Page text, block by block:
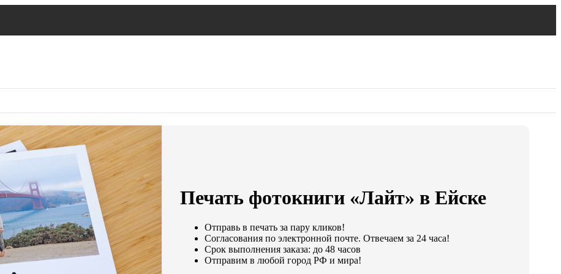
Печать фотокниги «Лайт» в Ейске
Отправь в печать за пару кликов!
Согласования по электронной почте. Отвечаем за 24 часа!
Срок выполнения заказа: до 48 часов
Отправим в любой город РФ и мира!